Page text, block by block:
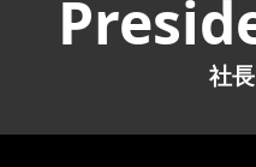
社